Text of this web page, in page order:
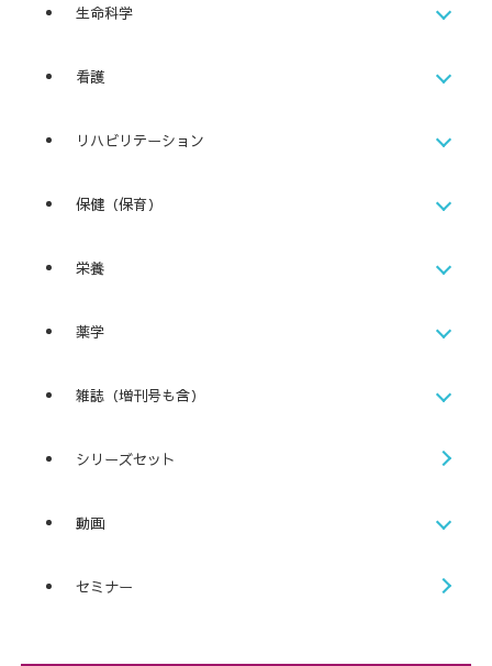
生命科学
看護
リハビリテーション
保健（保育）
栄養
薬学
雑誌（増刊号も含）
シリーズセット
動画
セミナー